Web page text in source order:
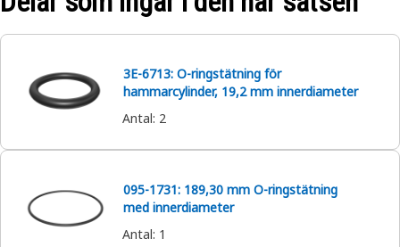
3E-6713: O-ringstätning för
hammarcylinder, 19,2 mm innerdiameter
Antal: 2
095-1731: 189,30 mm O-ringstätning
med innerdiameter
Antal: 1